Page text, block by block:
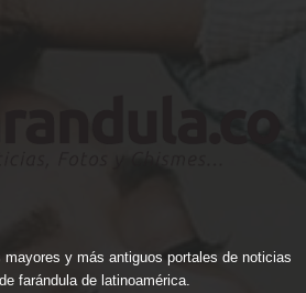
mayores y más antiguos portales de noticias
farándula de latinoamérica.